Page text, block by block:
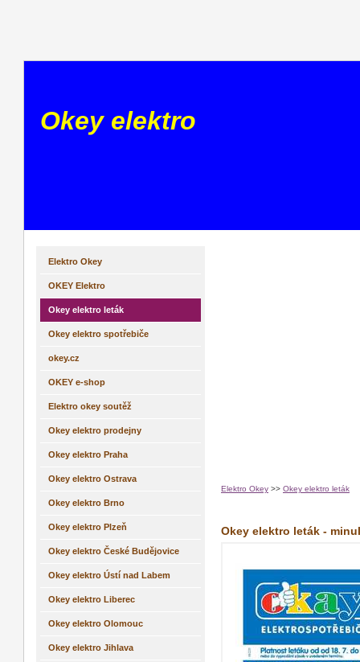
Okey elektro
Elektro Okey >> Okey elektro leták
Okey elektro leták -
Elektro Okey
OKEY Elektro
Okey elektro leták
Okey elektro spotřebiče
okey.cz
OKEY e-shop
Elektro okey soutěž
Okey elektro prodejny
Okey elektro Praha
Okey elektro Ostrava
Okey elektro Brno
Okey elektro Plzeň
Okey elektro České Budějovice
Okey elektro Ústí nad Labem
Okey elektro Liberec
Okey elektro Olomouc
Okey elektro Jihlava